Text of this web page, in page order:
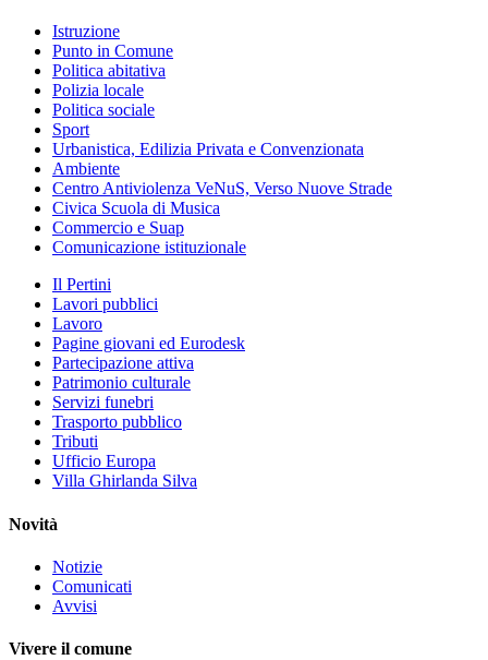
Istruzione
Punto in Comune
Politica abitativa
Polizia locale
Politica sociale
Sport
Urbanistica, Edilizia Privata e Convenzionata
Ambiente
Centro Antiviolenza VeNuS, Verso Nuove Strade
Civica Scuola di Musica
Commercio e Suap
Comunicazione istituzionale
Il Pertini
Lavori pubblici
Lavoro
Pagine giovani ed Eurodesk
Partecipazione attiva
Patrimonio culturale
Servizi funebri
Trasporto pubblico
Tributi
Ufficio Europa
Villa Ghirlanda Silva
Novità
Notizie
Comunicati
Avvisi
Vivere il comune